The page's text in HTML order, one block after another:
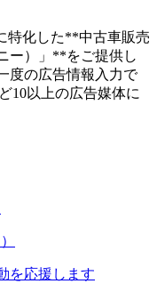
特化した**中古車販売
ー）」**をご提供し
度の広告情報入力で
10以上の広告媒体に
を応援します